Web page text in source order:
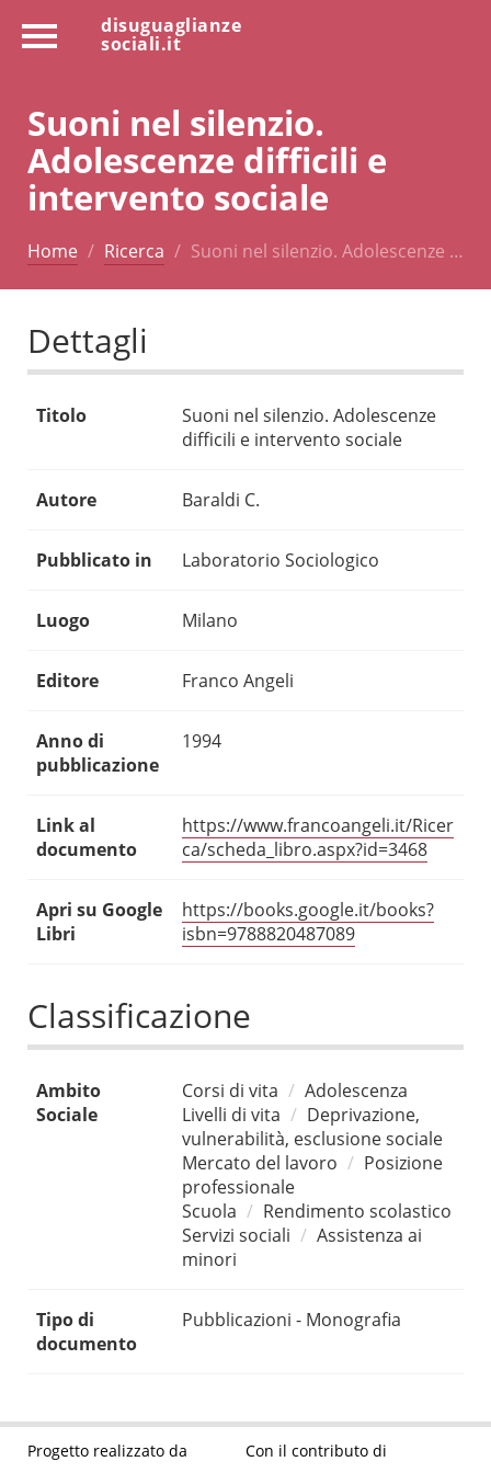
disuguaglianze
sociali.it
Suoni nel silenzio.
Adolescenze difficili e
intervento sociale
Home Ricerca Suoni nel silenzio. Adolescenze …
Dettagli
Titolo
Suoni nel silenzio. Adolescenze
difficili e intervento sociale
Autore Baraldi C.
Pubblicato in Laboratorio Sociologico
Luogo Milano
Editore Franco Angeli
Anno di
pubblicazione
1994
Link al
documento
https://www.francoangeli.it/Ricer
ca/scheda_libro.aspx?id=3468
Apri su Google
Libri
https://books.google.it/books?
isbn=9788820487089
Classificazione
Ambito
Sociale
Corsi di vita
Adolescenza
Livelli di vita
Deprivazione,
vulnerabilità, esclusione sociale
Mercato del lavoro
Posizione
professionale
Scuola
Rendimento scolastico
Servizi sociali
Assistenza ai
minori
Tipo di
documento
Pubblicazioni - Monografia
Progetto realizzato da Con il contributo di